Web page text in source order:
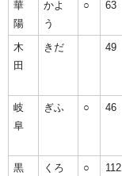
華
陽
かよ
う
○ 63
木
田
きだ 49
岐
阜
ぎふ ○ 46
黒
くろ
○ 112